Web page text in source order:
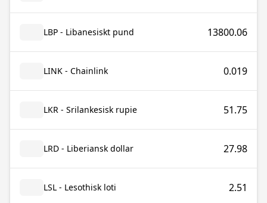
LBP - Libanesiskt pund 13800.06
LINK - Chainlink 0.019
LKR - Srilankesisk rupie 51.75
LRD - Liberiansk dollar 27.98
LSL - Lesothisk loti 2.51